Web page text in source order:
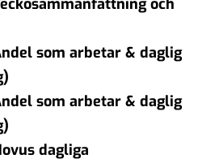
som arbetar & daglig
som arbetar & daglig
dagliga